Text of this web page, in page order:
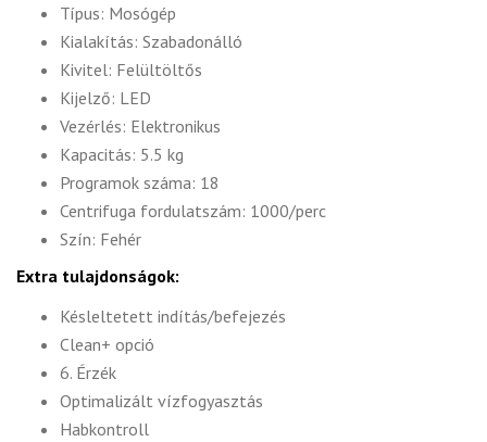
Típus: Mosógép
Kialakítás: Szabadonálló
Kivitel: Felültöltős
Kijelző: LED
Vezérlés: Elektronikus
Kapacitás: 5.5 kg
Programok száma: 18
Centrifuga fordulatszám: 1000/perc
Szín: Fehér
Extra tulajdonságok:
Késleltetett indítás/befejezés
Clean+ opció
6. Érzék
Optimalizált vízfogyasztás
Habkontroll